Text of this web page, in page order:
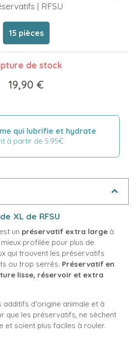
| RFSU
15 pièces
de stock
19,90 €
qui lubrifie et hydrate
à partir de 5.95€
XL de RFSU
un préservatif extra large à
profilée pour plus de
qui trouvent les préservatifs
ou trop serrés. Préservatif en
lisse, réservoir et extra
additifs d'origine animale et à
que les préservatifs, ne sèchent
et soient plus faciles à rouler.